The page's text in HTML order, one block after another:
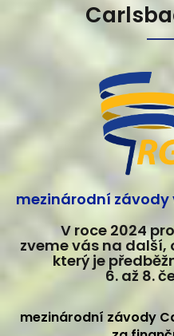
mezinárodní
V roce 2024
zveme vás na
který je
6. až 8.
mezinárodní závody